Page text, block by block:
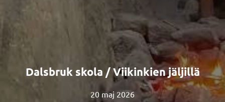
Dalsbruk skola / Viikinkien jäljillä
20 maj 2026